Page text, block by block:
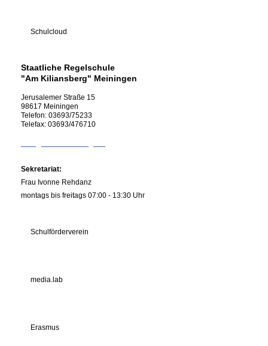
Schulcloud
Staatliche Regelschule
"Am Kiliansberg" Meiningen
Jerusalemer Straße 15
98617 Meiningen
Telefon: 03693/75233
Telefax: 03693/476710
Sekretariat:
Frau Ivonne Rehdanz
montags bis freitags 07:00 - 13:30 Uhr
Schulförderverein
media.lab
Erasmus